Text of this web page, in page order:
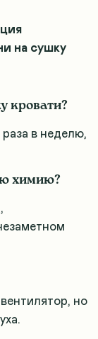
на сушку
кровати?
в неделю,
химию?
но